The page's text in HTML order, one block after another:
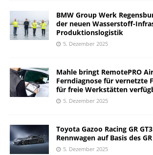
BMW Group Werk
der neuen Wasserstoff-
Produktionslogistik
5. Dezember 2025
Mahle bringt RemotePRO
Ferndiagnose für vernetzte
für freie Werkstätten
5. Dezember 2025
Toyota Gazoo Racing GR
Rennwagen auf Basis des GR
5. Dezember 2025